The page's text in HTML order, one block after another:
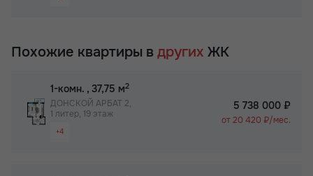
Просторная лоджия/балкон
Собственный спортзал в ЖК
Бизнес-класс
Похожие квартиры в других ЖК
1-комн. , 37,75 м2
ДОНСКОЙ АРБАТ 2,
1 литер, 19 этаж
+4
5 738 000 ₽
от 20 420 ₽/мес.